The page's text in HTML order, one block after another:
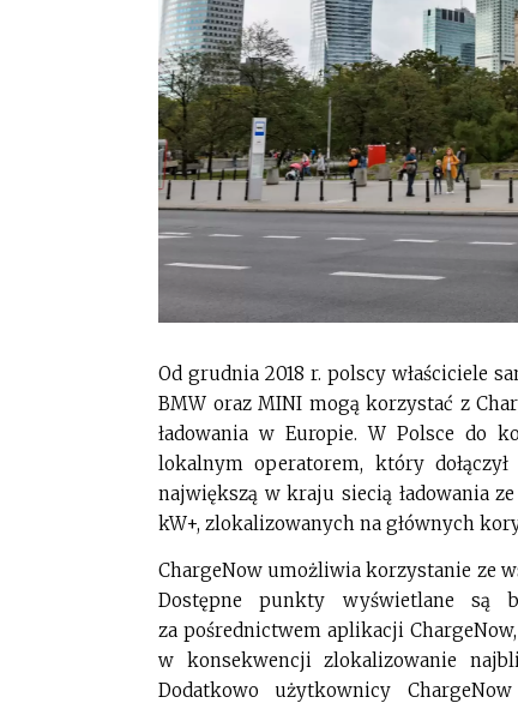
Od grudnia 2018 r. polscy właściciele
BMW oraz MINI mogą korzystać z
ładowania w Europie. W Polsce do
lokalnym operatorem, który
największą w kraju siecią ładowania
kW+, zlokalizowanych na głównych
ChargeNow umożliwia korzystanie ze
Dostępne punkty wyświetlane są
za pośrednictwem aplikacji
w konsekwencji zlokalizowanie
Dodatkowo użytkownicy